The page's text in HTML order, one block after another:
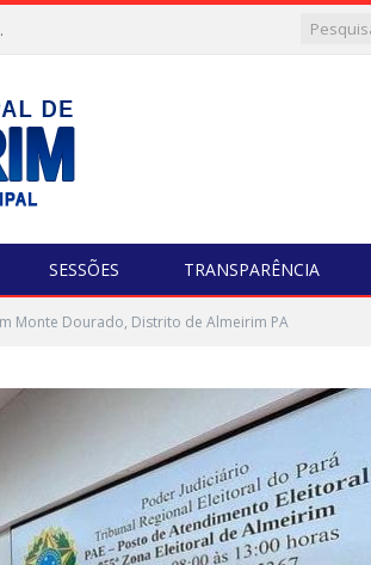
Nossa Missão”
SESSÕES TRANSPARÊNCIA
Monte Dourado, Distrito de Almeirim PA